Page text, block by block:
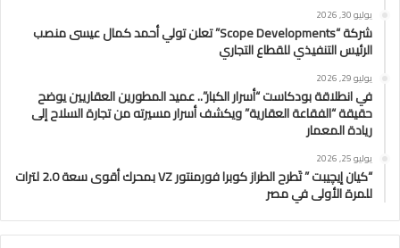
يوليو 30, 2026
شركة “Scope Developments” تعلن تولي أحمد كمال عيسى منصب
الرئيس التنفيذي للقطاع التجاري
يوليو 29, 2026
في انطلاقة بودكاست “أسرار الكبار”.. عميد المطورين العقاريين يوضح
حقيقة “الفقاعة العقارية” ويكشف أسرار مسيرته من تجارة السلاح إلى
ريادة المعمار
يوليو 25, 2026
“كيان إيچيبت ” تَطرح الطراز كوبرا فورمنتور VZ بمحرك أقوى سعة 2.0 لترات
للمرة الأولى في مصر